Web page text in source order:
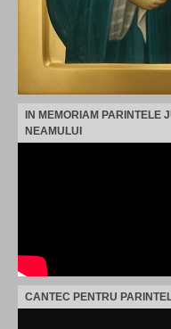
IN MEMORIAM PARINTELE
NEAMULUI
CANTEC PENTRU